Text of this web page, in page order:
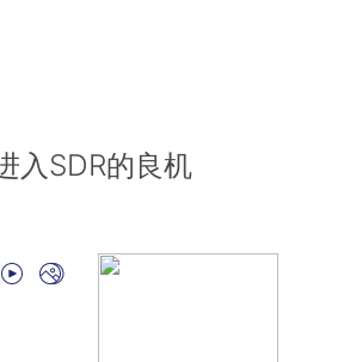
入SDR的良机